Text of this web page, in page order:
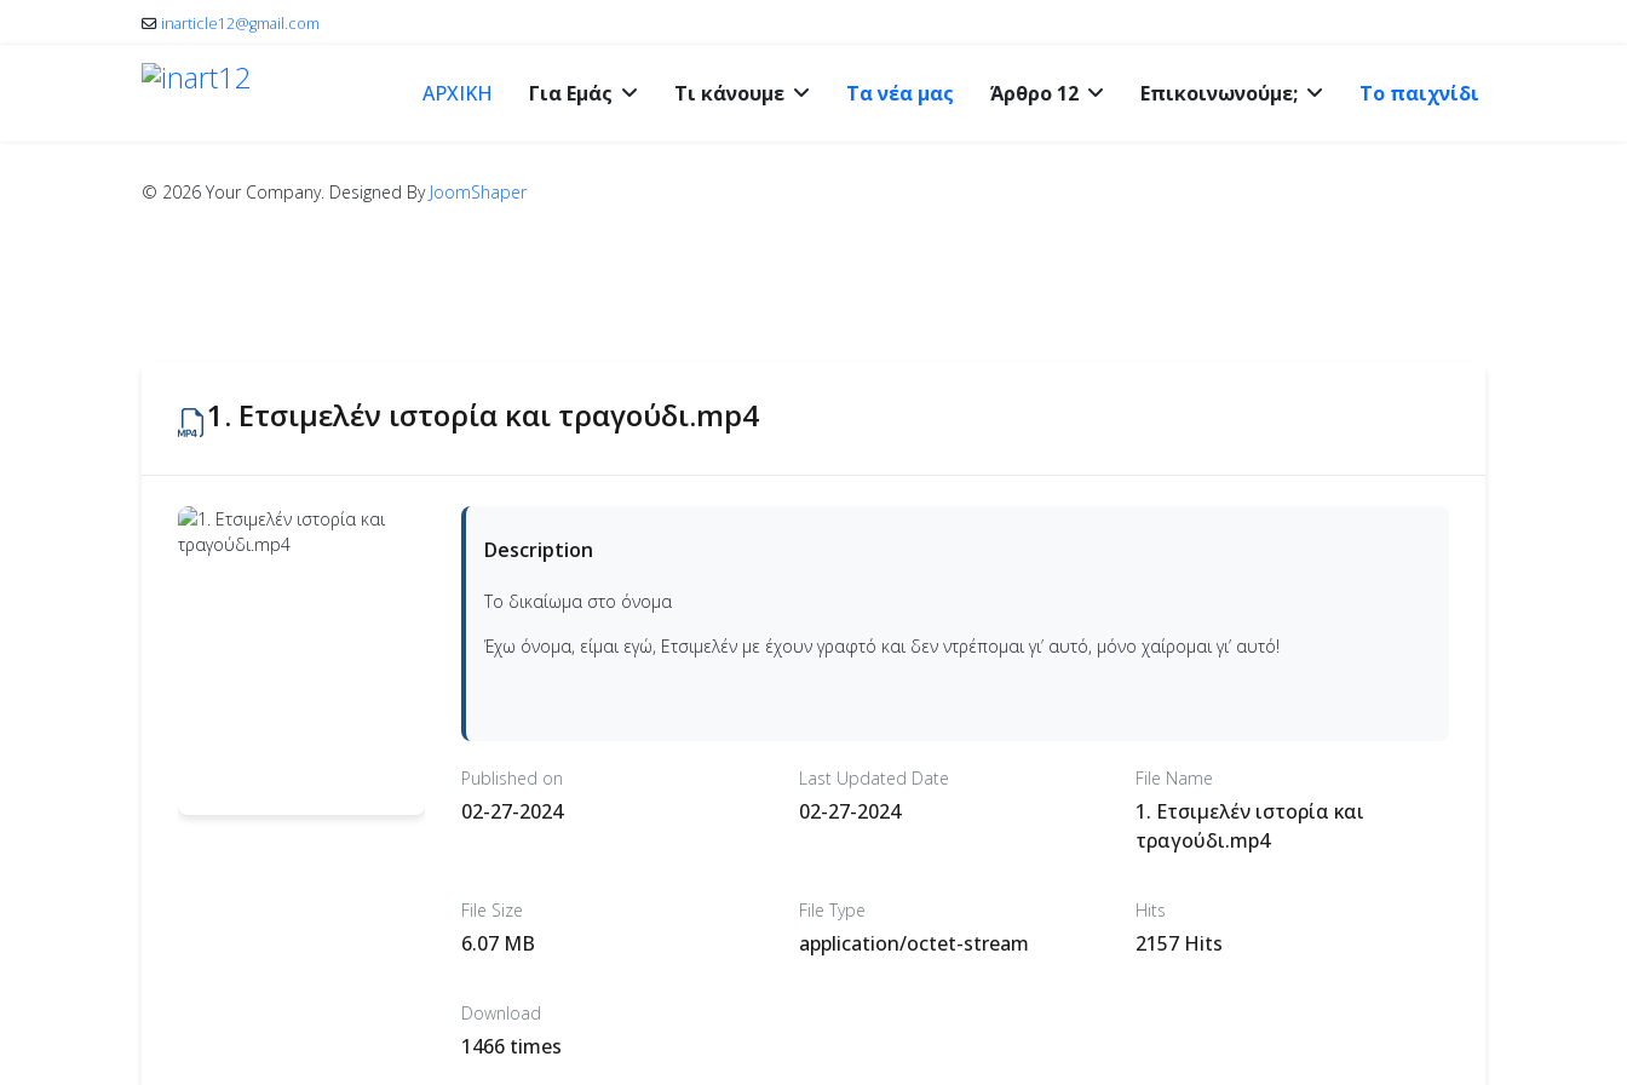
inarticle12@gmail.com
ΑΡΧΙΚΗ Για Εμάς Τι κάνουμε Τα νέα μας Άρθρο 12 Επικοινωνούμε; Το παιχνίδι
© 2026 Your Company. Designed By JoomShaper
1. Ετσιμελέν ιστορία και τραγούδι.mp4
Description
Το δικαίωμα στο όνομα
Έχω όνομα, είμαι εγώ, Ετσιμελέν με έχουν γραφτό και δεν ντρέπομαι γι’ αυτό, μόνο χαίρομαι γι’ αυτό!
Published on
02-27-2024
Last Updated Date
02-27-2024
File Name
1. Ετσιμελέν ιστορία και
τραγούδι.mp4
File Size
6.07 MB
File Type
application/octet-stream
Hits
2157 Hits
Download
1466 times